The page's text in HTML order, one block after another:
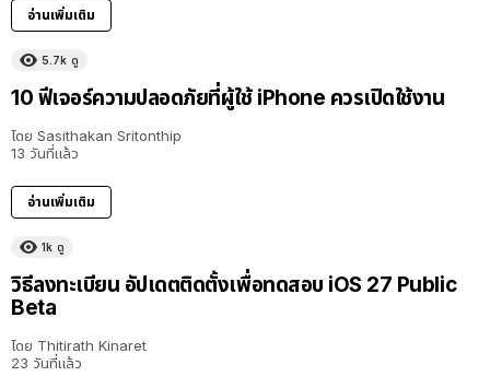
อ่านเพิ่มเติม
5.7k ดู
10 ฟีเจอร์ความปลอดภัยที่ผู้ใช้ iPhone ควรเปิดใช้งาน
โดย Sasithakan Sritonthip
13 วันที่แล้ว
อ่านเพิ่มเติม
1k ดู
วิธีลงทะเบียน อัปเดตติดตั้งเพื่อทดสอบ iOS 27 Public
Beta
โดย Thitirath Kinaret
23 วันที่แล้ว